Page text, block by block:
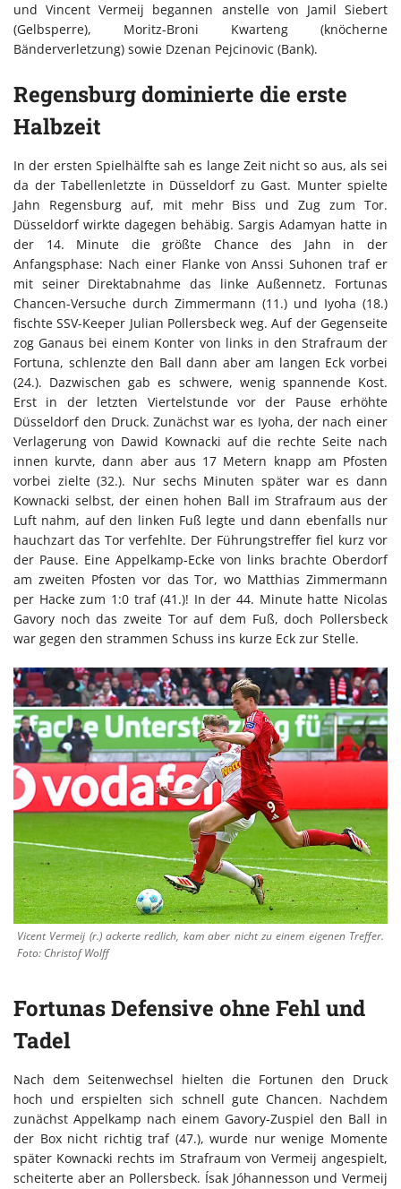
und Vincent Vermeij begannen anstelle von Jamil Siebert
(Gelbsperre), Moritz-Broni Kwarteng (knöcherne
Bänderverletzung) sowie Dzenan Pejcinovic (Bank).
Regensburg dominierte die erste
Halbzeit
In der ersten Spielhälfte sah es lange Zeit nicht so aus, als sei
da der Tabellenletzte in Düsseldorf zu Gast. Munter spielte
Jahn Regensburg auf, mit mehr Biss und Zug zum Tor.
Düsseldorf wirkte dagegen behäbig. Sargis Adamyan hatte in
der 14. Minute die größte Chance des Jahn in der
Anfangsphase: Nach einer Flanke von Anssi Suhonen traf er
mit seiner Direktabnahme das linke Außennetz. Fortunas
Chancen-Versuche durch Zimmermann (11.) und Iyoha (18.)
fischte SSV-Keeper Julian Pollersbeck weg. Auf der Gegenseite
zog Ganaus bei einem Konter von links in den Strafraum der
Fortuna, schlenzte den Ball dann aber am langen Eck vorbei
(24.). Dazwischen gab es schwere, wenig spannende Kost.
Erst in der letzten Viertelstunde vor der Pause erhöhte
Düsseldorf den Druck. Zunächst war es Iyoha, der nach einer
Verlagerung von Dawid Kownacki auf die rechte Seite nach
innen kurvte, dann aber aus 17 Metern knapp am Pfosten
vorbei zielte (32.). Nur sechs Minuten später war es dann
Kownacki selbst, der einen hohen Ball im Strafraum aus der
Luft nahm, auf den linken Fuß legte und dann ebenfalls nur
hauchzart das Tor verfehlte. Der Führungstreffer fiel kurz vor
der Pause. Eine Appelkamp-Ecke von links brachte Oberdorf
am zweiten Pfosten vor das Tor, wo Matthias Zimmermann
per Hacke zum 1:0 traf (41.)! In der 44. Minute hatte Nicolas
Gavory noch das zweite Tor auf dem Fuß, doch Pollersbeck
war gegen den strammen Schuss ins kurze Eck zur Stelle.
Vicent Vermeij (r.) ackerte redlich, kam aber nicht zu einem eigenen Treffer.
Foto: Christof Wolff
Fortunas Defensive ohne Fehl und
Tadel
Nach dem Seitenwechsel hielten die Fortunen den Druck
hoch und erspielten sich schnell gute Chancen. Nachdem
zunächst Appelkamp nach einem Gavory-Zuspiel den Ball in
der Box nicht richtig traf (47.), wurde nur wenige Momente
später Kownacki rechts im Strafraum von Vermeij angespielt,
scheiterte aber an Pollersbeck. Ísak Jóhannesson und Vermeij